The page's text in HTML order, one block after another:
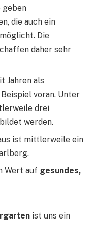
geben
die auch ein
Die
daher sehr
Jahren als
voran. Unter
drei
werden.
ist mittlerweile ein
Wert auf gesundes,
ist uns ein